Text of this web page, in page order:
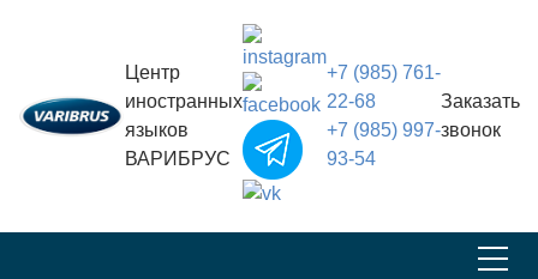
Центр
иностранных
языков
ВАРИБРУС
+7 (985) 761-
22-68
+7 (985) 997-
93-54
Заказать
звонок